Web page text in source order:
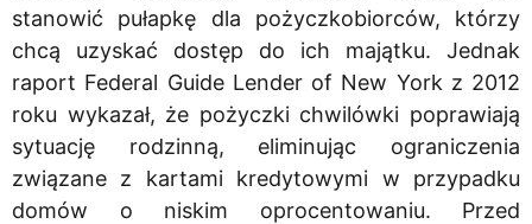
stanowić pułapkę dla pożyczkobiorców, którzy
chcą uzyskać dostęp do ich majątku. Jednak
raport Federal Guide Lender of New York z 2012
roku wykazał, że pożyczki chwilówki poprawiają
sytuację rodzinną, eliminując ograniczenia
związane z kartami kredytowymi w przypadku
domów o niskim oprocentowaniu. Przed